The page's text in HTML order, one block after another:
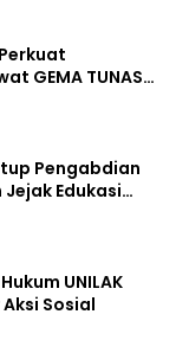
GEMA TUNAS
Pengabdian
Edukasi
UNILAK
Sosial